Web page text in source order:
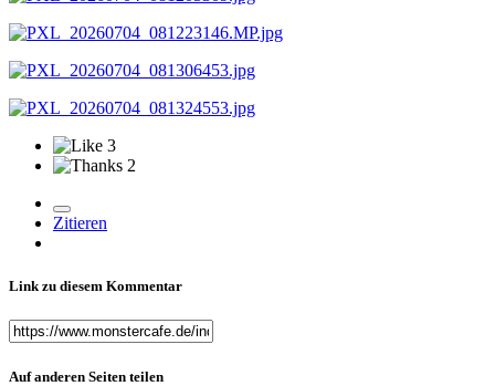
3
2
Zitieren
Link zu diesem Kommentar
Auf anderen Seiten teilen